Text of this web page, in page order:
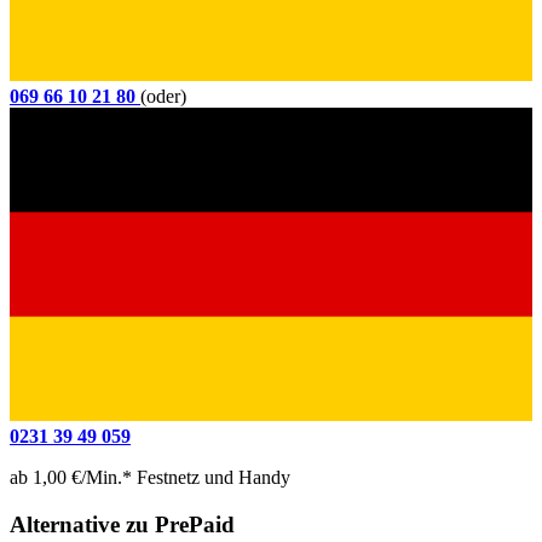
069 66 10 21 80 (oder)
0231 39 49 059
ab 1,00 €/Min.* Festnetz und Handy
Alternative zu PrePaid